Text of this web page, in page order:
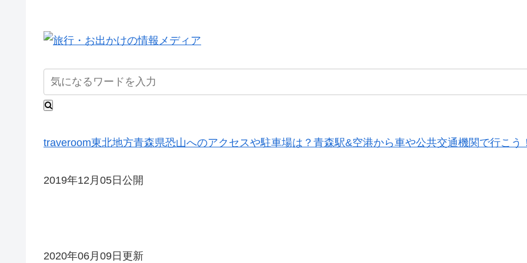
traveroom東北地方青森県恐山へのアクセスや駐車場は？青森駅&空港から車や公共交通機関で行こう
2019年12月05日公開
2020年06月09日更新